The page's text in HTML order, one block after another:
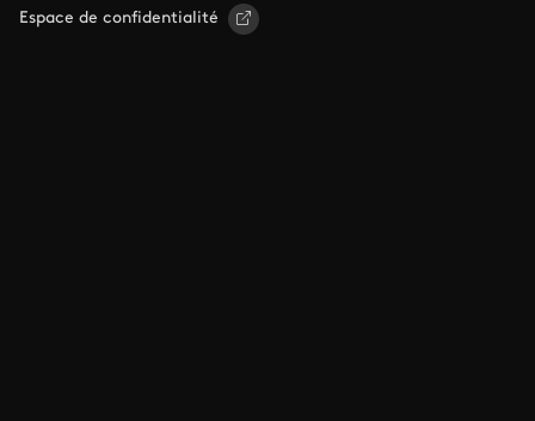
Espace de confidentialité